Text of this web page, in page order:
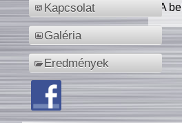
Kapcsolat
Galéria
Eredmények
A